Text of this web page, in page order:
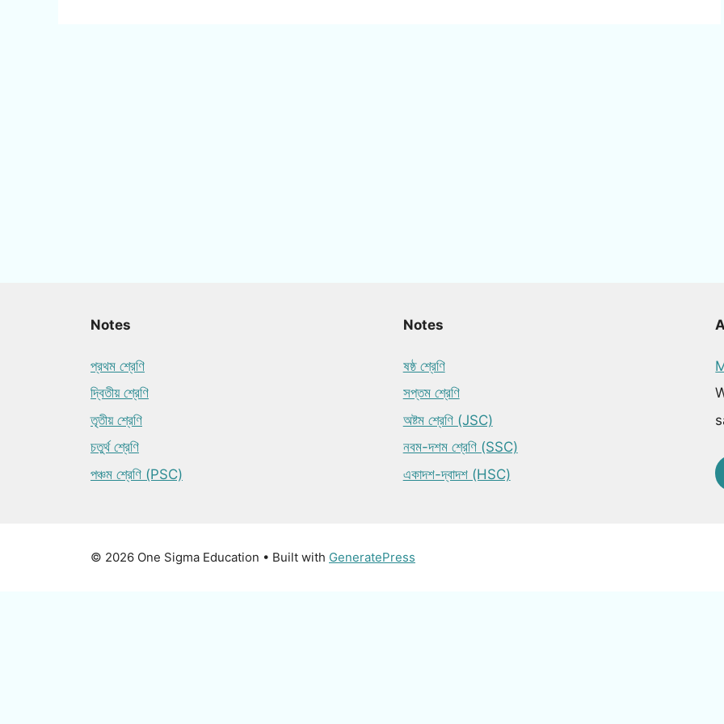
Notes
প্রথম শ্রেণি
দ্বিতীয় শ্রেণি
তৃতীয় শ্রেণি
চতুর্থ শ্রেণি
পঞ্চম শ্রেণি (PSC)
Notes
ষষ্ঠ শ্রেণি
সপ্তম শ্রেণি
অষ্টম শ্রেণি (JSC)
নবম-দশম শ্রেণি (SSC)
একাদশ-দ্বাদশ (HSC)
© 2026 One Sigma Education • Built with GeneratePress